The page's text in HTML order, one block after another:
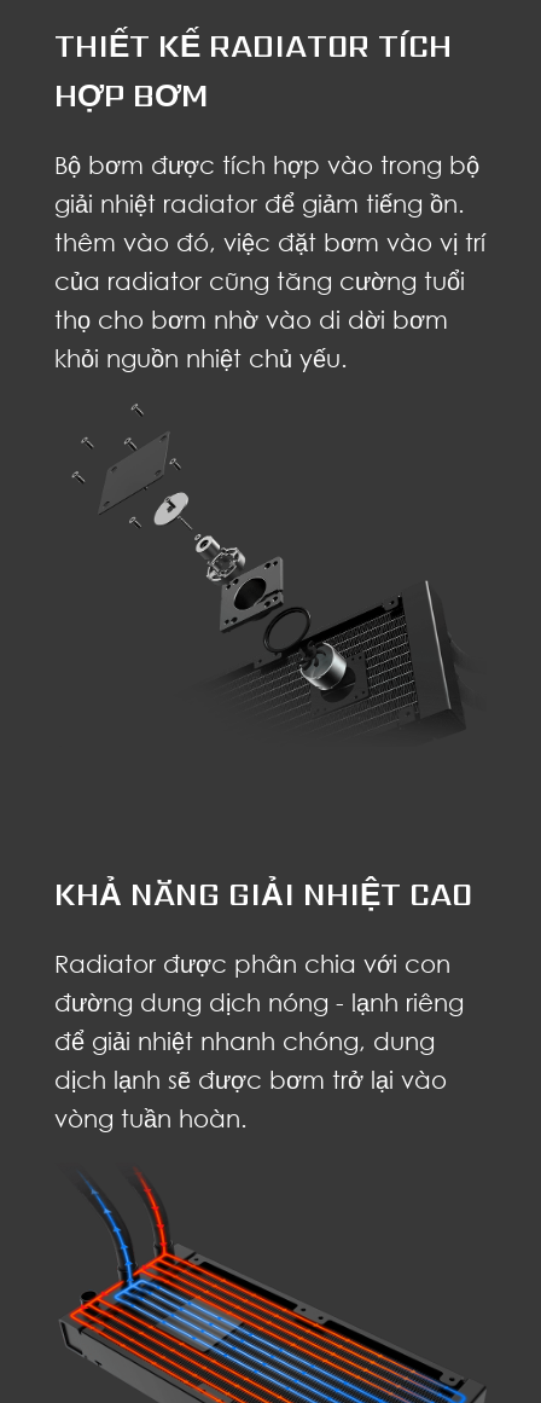
THIẾT KẾ RADIATOR TÍCH
HỢP BƠM
Bộ bơm được tích hợp vào trong bộ
giải nhiệt radiator để giảm tiếng ồn.
thêm vào đó, việc đặt bơm vào vị trí
của radiator cũng tăng cường tuổi
thọ cho bơm nhờ vào di dời bơm
khỏi nguồn nhiệt chủ yếu.
KHẢ NĂNG GIẢI NHIỆT CAO
Radiator được phân chia với con
đường dung dịch nóng - lạnh riêng
để giải nhiệt nhanh chóng, dung
dịch lạnh sẽ được bơm trở lại vào
vòng tuần hoàn.